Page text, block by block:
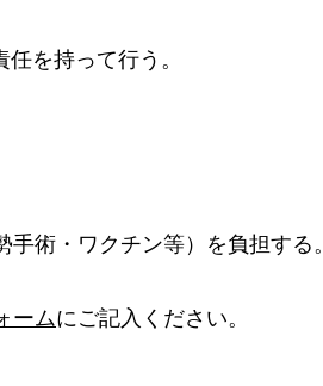
を持って行う。
術・ワクチン等）を負担する。
ームにご記入ください。